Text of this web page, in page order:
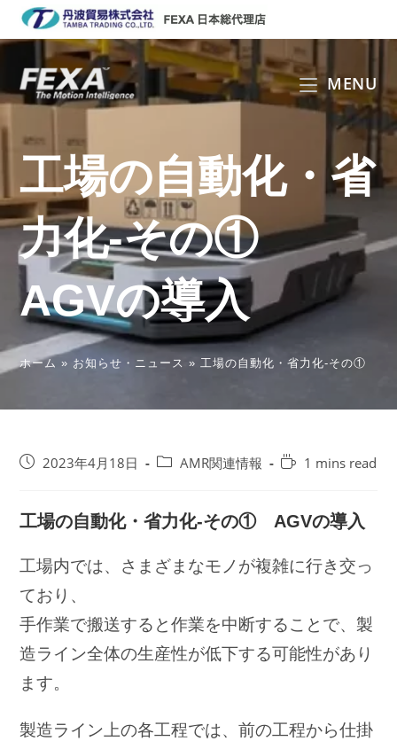
ツ
プ
MENU
工場の自動化・省
力化-その①
AGVの導入
ホーム » お知らせ・ニュース »工場の自動化・省力化-その①
投
開
2023年4月18日
投
テ
リ
ー:
AMR関連情報
Reading1 mins read
工場の自動化・省力化-その① AGVの導入
工場内では、さまざまなモノが複雑に行き交っ
ており、
手作業で搬送すると作業を中断することで、製
造ライン全体の生産性が低下する可能性があり
ます。
製造ライン上の各工程では、前の工程から仕掛